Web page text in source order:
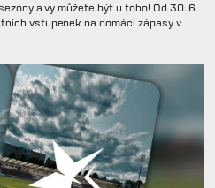
a vy můžete být u toho! Od 30. 6.
vstupenek na domácí zápasy v